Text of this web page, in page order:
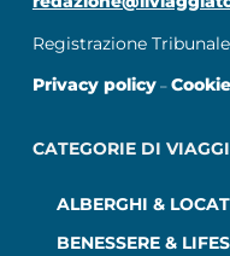
Registrazione
Privacy policy–
CATEGORIE DI VIAGGI
ALBERGHI &
BENESSERE &